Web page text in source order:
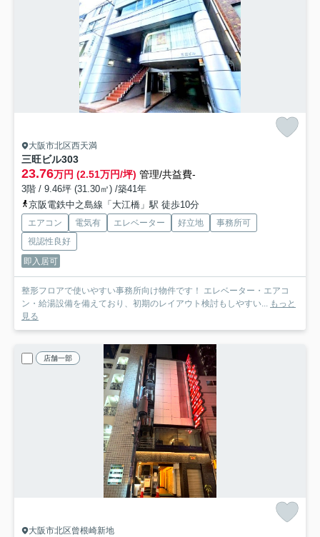
大阪市北区西天満
三旺ビル303
23.76万円 (2.51万円/坪) 管理/共益費-
3階 / 9.46坪 (31.30㎡) /築41年
京阪電鉄中之島線「大江橋」駅 徒歩10分
エアコン 電気有 エレベーター 好立地
事務所可
視認性良好
即入居可
整形フロアで使いやすい事務所向け物件です！ エレベーター・エアコ
ン・給湯設備を備えており、初期のレイアウト検討もしやすい...
もっと
見る
店舗一部
大阪市北区曾根崎新地